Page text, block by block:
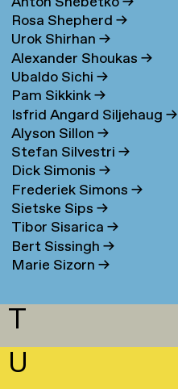
Rosa Shepherd→
Urok Shirhan→
Alexander Shoukas→
Ubaldo Sichi→
Pam Sikkink→
Isfrid Angard Siljehaug→
Alyson Sillon→
Stefan Silvestri→
Dick Simonis→
Frederiek Simons→
Sietske Sips→
Tibor Sisarica→
Bert Sissingh→
Marie Sizorn→
T
U